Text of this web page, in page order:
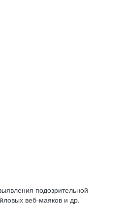
подозрительной
веб-маяков и др.